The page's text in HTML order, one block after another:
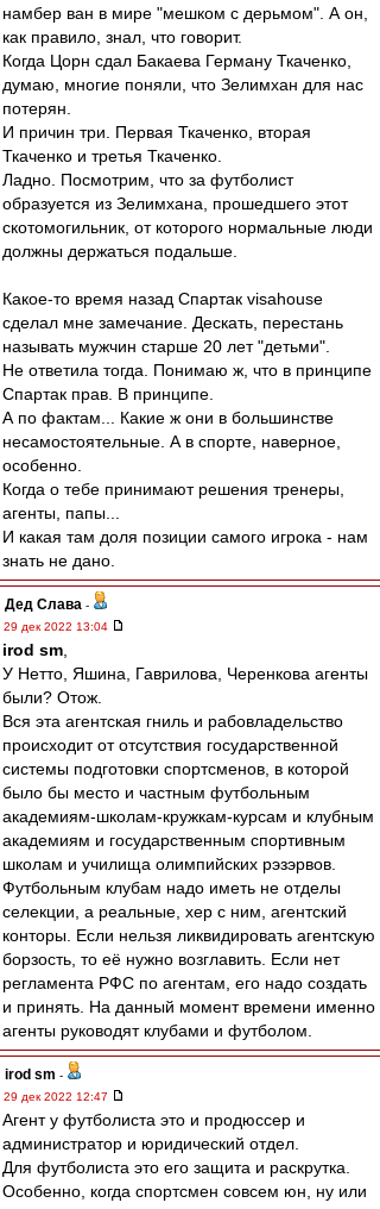
намбер ван в мире "мешком с дерьмом". А он,
как правило, знал, что говорит.
Когда Цорн сдал Бакаева Герману Ткаченко,
думаю, многие поняли, что Зелимхан для нас
потерян.
И причин три. Первая Ткаченко, вторая
Ткаченко и третья Ткаченко.
Ладно. Посмотрим, что за футболист
образуется из Зелимхана, прошедшего этот
скотомогильник, от которого нормальные люди
должны держаться подальше.
Какое-то время назад Спартак visahouse
сделал мне замечание. Дескать, перестань
называть мужчин старше 20 лет "детьми".
Не ответила тогда. Понимаю ж, что в принципе
Спартак прав. В принципе.
А по фактам... Какие ж они в большинстве
несамостоятельные. А в спорте, наверное,
особенно.
Когда о тебе принимают решения тренеры,
агенты, папы...
И какая там доля позиции самого игрока - нам
знать не дано.
Дед Слава -
29 дек 2022 13:04
irod sm
У Нетто, Яшина, Гаврилова, Черенкова агенты
были? Отож.
Вся эта агентская гниль и рабовладельство
происходит от отсутствия государственной
системы подготовки спортсменов, в которой
было бы место и частным футбольным
академиям-школам-кружкам-курсам и клубным
академиям и государственным спортивным
школам и училища олимпийских рэзэрвов.
Футбольным клубам надо иметь не отделы
селекции, а реальные, хер с ним, агентский
конторы. Если нельзя ликвидировать агентскую
борзость, то её нужно возглавить. Если нет
регламента РФС по агентам, его надо создать
и принять. На данный момент времени именно
агенты руководят клубами и футболом.
irod sm -
29 дек 2022 12:47
Агент у футболиста это и продюссер и
администратор и юридический отдел.
Для футболиста это его защита и раскрутка.
Особенно, когда спортсмен совсем юн, ну или